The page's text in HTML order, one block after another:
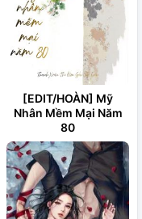
[EDIT/HOÀN] Mỹ
Nhân Mềm Mại Năm
80